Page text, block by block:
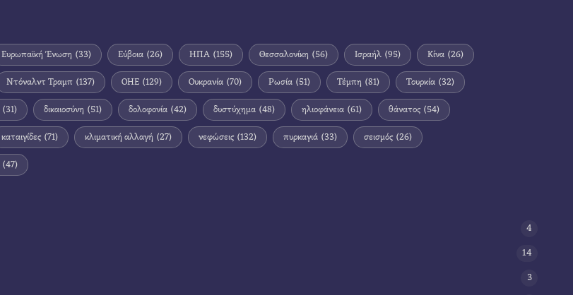
Ευρωπαϊκή Ένωση (33) Εύβοια (26) ΗΠΑ (155) Θεσσαλονίκη (56) Ισραήλ (95) Κίνα (26)
Ντόναλντ Τραμπ (137) ΟΗΕ (129) Ουκρανία (70) Ρωσία (51) Τέμπη (81) Τουρκία (32)
(31) δικαιοσύνη (51) δολοφονία (42) δυστύχημα (48) ηλιοφάνεια (61) θάνατος (54)
καταιγίδες (71) κλιματική αλλαγή (27) νεφώσεις (132) πυρκαγιά (33) σεισμός (26)
(47)
4
14
3